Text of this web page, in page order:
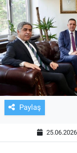
Paylaş
BASKETBOL
SAĞLIK
GENEL
KÜLTÜR
EKONOMİ